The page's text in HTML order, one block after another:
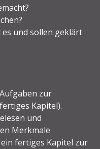
und sollen geklärt
zur
Kapitel).
und
Merkmale
fertiges Kapitel zur